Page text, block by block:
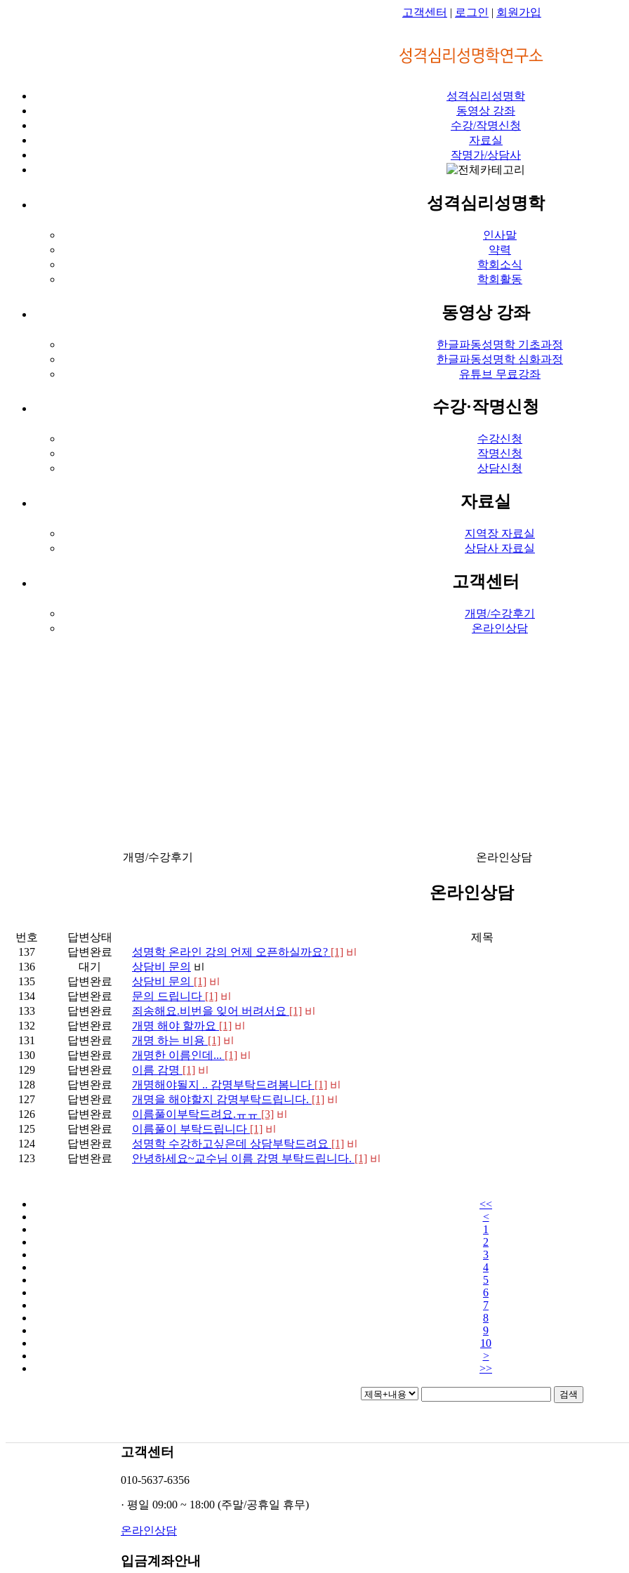
고객센터 | 로그인 | 회원가입
성격심리성명학
동영상 강좌
수강/작명신청
자료실
작명가/상담사
성격심리성명학
인사말
약력
학회소식
학회활동
동영상 강좌
한글파동성명학 기초과정
한글파동성명학 심화과정
유튜브 무료강좌
수강·작명신청
수강신청
작명신청
상담신청
자료실
지역장 자료실
상담사 자료실
고객센터
개명/수강후기
온라인상담
개명/수강후기 온라인상담
온라인상담
번호 답변상태
제목
137
답변완료 성명학 온라인 강의 언제 오픈하실까요? [1]
136
대기
상담비 문의
135
답변완료 상담비 문의 [1]
134
답변완료 문의 드립니다 [1]
133
답변완료 죄송해요.비번을 잊어 버려서요 [1]
132
답변완료 개명 해야 할까요 [1]
131
답변완료 개명 하는 비용 [1]
130
답변완료 개명한 이름인데... [1]
129
답변완료 이름 감명 [1]
128
답변완료 개명해야될지 .. 감명부탁드려봄니다 [1]
127
답변완료 개명을 해야할지 감명부탁드립니다. [1]
126
답변완료 이름풀이부탁드려요.ㅠㅠ [3]
125
답변완료 이름풀이 부탁드립니다 [1]
124
답변완료 성명학 수강하고싶은데 상담부탁드려요 [1]
123
답변완료 안녕하세요~교수님 이름 감명 부탁드립니다. [1]
<<
<
1
2
3
4
5
6
7
8
9
10
>
>>
고객센터
010-5637-6356
· 평일 09:00 ~ 18:00 (주말/공휴일 휴무)
온라인상담
입금계좌안내